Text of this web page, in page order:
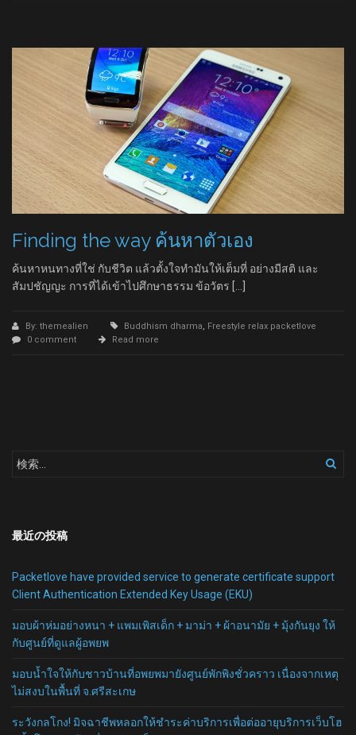
Finding the way ค้นหาตัวเอง
ค้นหาหนทางที่ใช่ กับชีวิต แล้วตั้งใจทำมันให้เต็มที่ อย่างมีสติ และ
สัมปชัญญะ การที่ได้เข้าไปศึกษาธรรม ข้อวัตร […]
By: themealien Buddhism dharma, Freestyle relax packetlove
0 comment
Read more
最近の投稿
Packetlove have provided service to generate certificate support
Client Authentication Extended Key Usage (EKU)
มอบผ้าห่มอย่างหนา + แพมเพิสเด็ก + มาม่า + ผ้าอนามัย + มุ้งกันยุง ให้
กับศูนย์ที่ดูแลผู้อพยพ
มอบน้ำใจให้กับชาวบ้านที่อพยพมายังศูนย์พักพิงชั่วคราว เนื่องจากเหตุ
ไม่สงบในพื้นที่ จ.ศรีสะเกษ
ระวังกลโกง! มิจฉาชีพหลอกให้ชำระค่าบริการเพื่อต่ออายุบริการเว็บโฮ